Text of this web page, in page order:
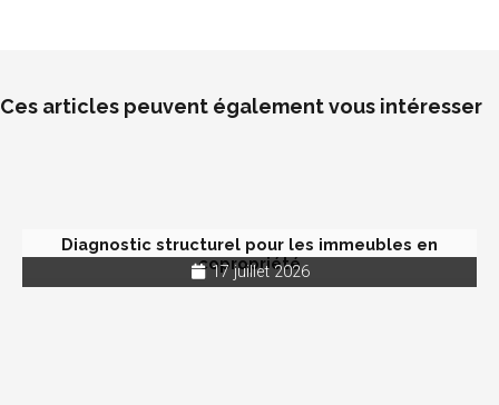
Ces articles peuvent également vous intéresser
Diagnostic structurel pour les immeubles en
copropriété
17 juillet 2026